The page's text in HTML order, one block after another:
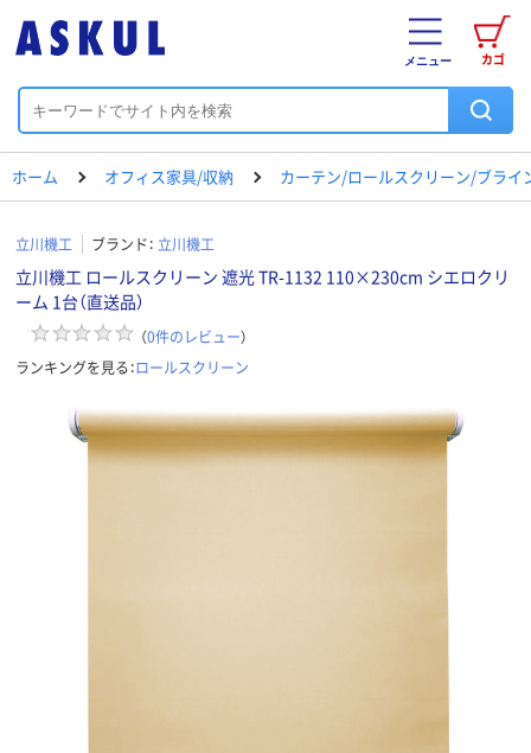
カゴ
メニュー
ホーム オフィス家具/収納 カーテン/ロールスクリーン/ブライ
立川機工 ブランド： 立川機工
立川機工 ロールスクリーン 遮光 TR-1132 110×230cm シエロクリ
ーム 1台（直送品）
（0件のレビュー）
ランキングを見る：ロールスクリーン